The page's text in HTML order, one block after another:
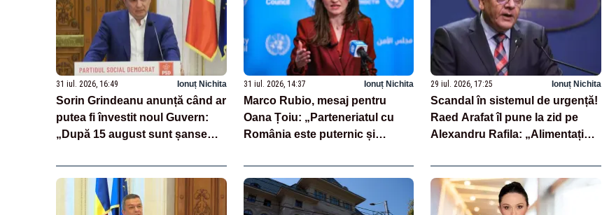
31 iul. 2026, 16:49 Ionuț Nichita
Sorin Grindeanu anunță când ar
putea fi învestit noul Guvern:
„După 15 august sunt șanse
31 iul. 2026, 14:37 Ionuț Nichita
Marco Rubio, mesaj pentru
Oana Țoiu: „Parteneriatul cu
România este puternic și
29 iul. 2026, 17:25 Ionuț Nichita
Scandal în sistemul de urgență!
Raed Arafat îl pune la zid pe
Alexandru Rafila: „Alimentați